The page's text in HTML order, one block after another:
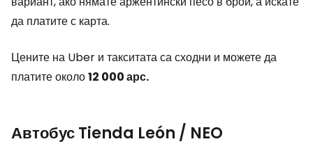
да платите с карта.
Цените на Uber и такситата са сходни и можете да
платите около12 000 арс.
Автобус Tienda León / NEO